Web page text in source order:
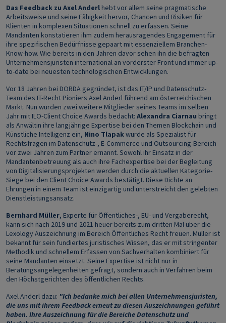
Das Feedback zu Axel Anderl hebt vor allem seine pragmatische
Arbeitsweise und seine Fähigkeit hervor, Chancen und Risiken für
Klienten in komplexen Situationen schnell zu erfassen. Seine
Mandanten konstatieren ihm zudem herausragendes Engagement für
ihre spezifischen Bedürfnisse gepaart mit essenziellem Branchen-
Know-how. Wie bereits in den Jahren davor sehen ihn die befragten
Unternehmensjuristen international an vorderster Front und immer up-
to-date bei neuesten technologischen Entwicklungen.
Vor 18 Jahren bei DORDA gegründet, ist das IT/IP und Datenschutz-
Team des IT-Recht Pioniers Axel Anderl führend am österreichischen
Markt. Nun wurden zwei weitere Mitglieder seines Teams im selben
Jahr mit ILO-Client Choice Awards bedacht: Alexandra Ciarnau bringt
als Anwältin ihre langjährige Expertise bei den Themen Blockchain und
Künstliche Intelligenz ein, Nino Tlapakwurde als Spezialist für
Rechtsfragen im Datenschutz-, E-Commerce und Outsourcing-Bereich
vor zwei Jahren zum Partner ernannt. Sowohl ihr Einsatz in der
Mandantenbetreuung als auch ihre Fachexpertise bei der Begleitung
von Digitalisierungsprojekten werden durch die aktuellen Kategorie-
Siege bei den Client Choice Awards bestätigt. Diese Dichte an
Ehrungen in einem Team ist einzigartig und unterstreicht den gelebten
Dienstleistungsansatz.
Bernhard Müller, Experte für Öffentliches-, EU- und Vergaberecht,
kann sich nach 2019 und 2021 heuer bereits zum dritten Mal über die
Lexology Auszeichnung im Bereich Öffentliches Recht freuen. Müller ist
bekannt für sein fundiertes juristisches Wissen, das er mit stringenter
Methodik und schnellem Erfassen von Sachverhalten kombiniert für
seine Mandanten einsetzt. Seine Expertise ist nicht nur in
Beratungsangelegenheiten gefragt, sondern auch in Verfahren beim
den Höchstgerichten des öffentlichen Rechts.
Axel Anderl dazu: "Ich bedanke mich bei allen Unternehmensjuristen,
die uns mit ihrem Feedback erneut zu diesen Auszeichnungen geführt
haben. Ihre Auszeichnung für die Bereiche Datenschutz und